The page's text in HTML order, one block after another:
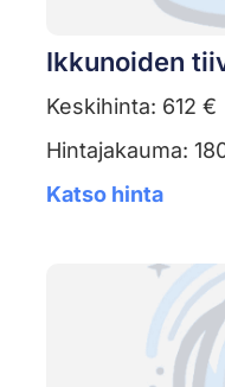
Ikkunoiden
Keskihinta: 612 €
Hintajakauma:
Katso hinta